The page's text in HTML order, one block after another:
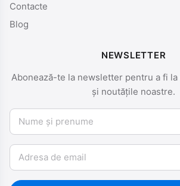
Contacte
Blog
NEWSLETTER
Abonează-te la newsletter pentru a fi
și noutățile noastre.
Nume și prenume
Email